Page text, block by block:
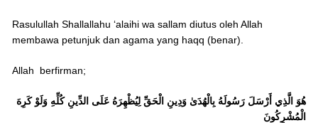
Rasulullah Shallallahu ‘alaihi wa sallam diutus oleh Allah
membawa petunjuk dan agama yang haqq (benar).
Allah berfirman;
هُوَ الَّذِي أَرْسَلَ رَسُولَهُ بِالْهُدَىٰ وَدِينِ الْحَقِّ لِيُظْهِرَهُ عَلَى الدِّينِ كُلِّهِ وَلَوْ كَرِهَ
الْمُشْرِكُونَ